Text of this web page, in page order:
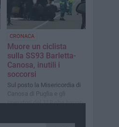
CRONACA
Muore un ciclista
sulla SS93 Barletta-
Canosa, inutili i
soccorsi
Sul posto la Misericordia di
Canosa di Puglia e gli
operatori del 118 che hanno